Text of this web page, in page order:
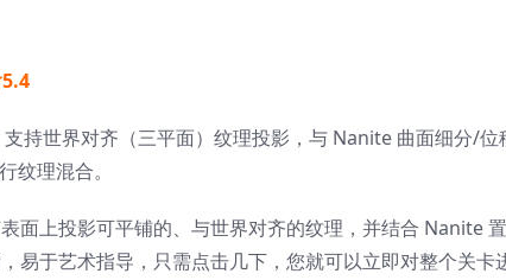
持世界对齐（三平面）纹理投影，与 Nanite 曲面细分/
纹理混合。
面上投影可平铺的、与世界对齐的纹理，并结合 Nanite 置
易于艺术指导，只需点击几下，您就可以立即对整个关卡